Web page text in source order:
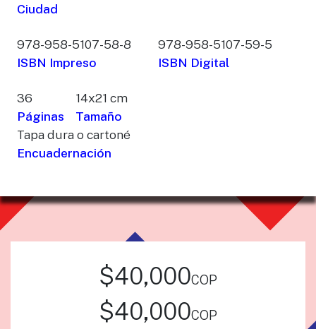
Ciudad
978-958-5107-58-8
ISBN Impreso
978-958-5107-59-5
ISBN Digital
36
Páginas
14x21 cm
Tamaño
Tapa dura o cartoné
Encuadernación
$40,000cop
$40,000cop